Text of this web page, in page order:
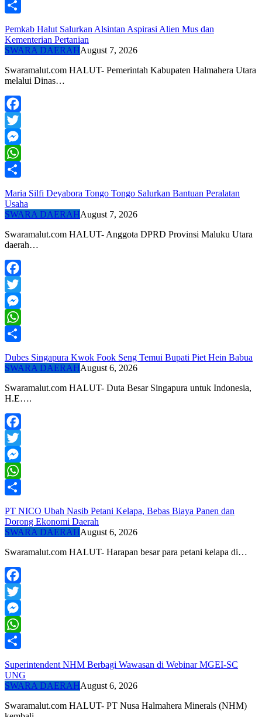
WhatsApp
Pemkab Halut Salurkan Alsintan Aspirasi Alien Mus dan
Kementerian Pertanian
SWARA DAERAHAugust 7, 2026
Swaramalut.com HALUT- Pemerintah Kabupaten Halmahera Utara
melalui Dinas…
Facebook
Twitter
Messenger
WhatsApp
Maria Silfi Deyabora Tongo Tongo Salurkan Bantuan Peralatan
Usaha
SWARA DAERAHAugust 7, 2026
Swaramalut.com HALUT- Anggota DPRD Provinsi Maluku Utara
daerah…
Facebook
Twitter
Messenger
WhatsApp
Dubes Singapura Kwok Fook Seng Temui Bupati Piet Hein Babua
SWARA DAERAHAugust 6, 2026
Swaramalut.com HALUT- Duta Besar Singapura untuk Indonesia,
H.E….
Facebook
Twitter
Messenger
WhatsApp
PT NICO Ubah Nasib Petani Kelapa, Bebas Biaya Panen dan
Dorong Ekonomi Daerah
SWARA DAERAHAugust 6, 2026
Swaramalut.com HALUT- Harapan besar para petani kelapa di…
Facebook
Twitter
Messenger
WhatsApp
Superintendent NHM Berbagi Wawasan di Webinar MGEI-SC
UNG
SWARA DAERAHAugust 6, 2026
Swaramalut.com HALUT- PT Nusa Halmahera Minerals (NHM)